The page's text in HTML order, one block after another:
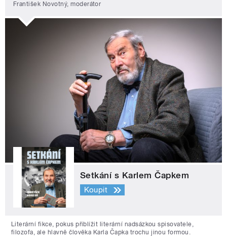
František Novotný, moderátor
Setkání s Karlem Čapkem
Koupit
Literární fikce, pokus přiblížit literární nadsázkou spisovatele,
filozofa, ale hlavně člověka Karla Čapka trochu jinou formou.